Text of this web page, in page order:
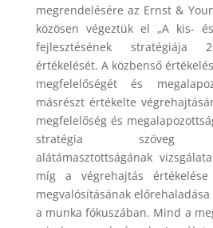
megrendelésére az Ernst &
közösen végeztük el „A kis-
fejlesztésének stratégiája
értékelését. A közbenső
megfelelőségét és
másrészt értékelte
megfelelőség és
stratégia szöveg
alátámasztottságának
míg a végrehajtás
megvalósításának
a munka fókuszában. Mind a